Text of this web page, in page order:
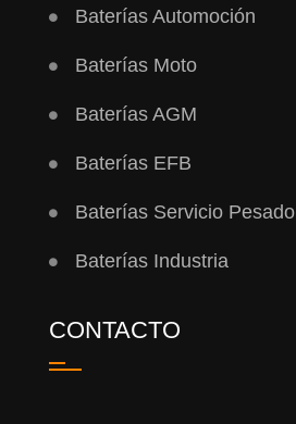
Baterías Automoción
Baterías Moto
Baterías AGM
Baterías EFB
Baterías Servicio Pesado
Baterías Industria
CONTACTO